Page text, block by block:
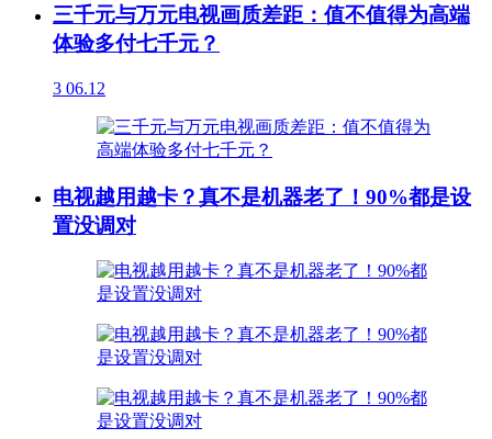
三千元与万元电视画质差距：值不值得为高端
体验多付七千元？
3 06.12
电视越用越卡？真不是机器老了！90%都是设
置没调对